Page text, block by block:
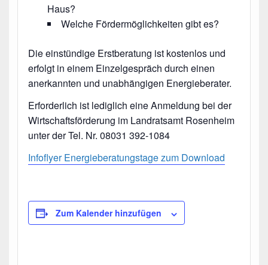
Haus?
Welche Fördermöglichkeiten gibt es?
Die einstündige Erstberatung ist kostenlos und
erfolgt in einem Einzelgespräch durch einen
anerkannten und unabhängigen Energieberater.
Erforderlich ist lediglich eine Anmeldung bei der
Wirtschaftsförderung im Landratsamt Rosenheim
unter der Tel. Nr. 08031 392-1084
Infoflyer Energieberatungstage zum Download
Zum Kalender hinzufügen